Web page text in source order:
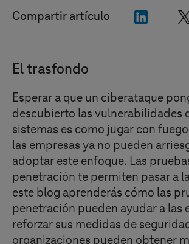
Compartir artículo
El trasfondo
Esperar a que un ciberataque
descubierto las vulnerabilidades
sistemas es como jugar con
las empresas ya no pueden
adoptar este enfoque. Las
penetración te permiten pasar a
este blog aprenderás cómo las
penetración pueden ayudar a las
reforzar sus medidas de
organizaciones pueden obtener